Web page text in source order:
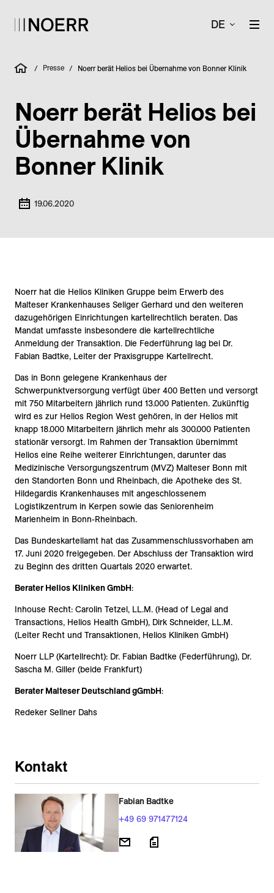
DE
/ Presse / Noerr berät Helios bei Übernahme von Bonner Klinik
Noerr berät Helios bei
Übernahme von
Bonner Klinik
19.06.2020
Noerr hat die Helios Kliniken Gruppe beim Erwerb des
Malteser Krankenhauses Seliger Gerhard und den weiteren
dazugehörigen Einrichtungen kartellrechtlich beraten. Das
Mandat umfasste insbesondere die kartellrechtliche
Anmeldung der Transaktion. Die Federführung lag bei Dr.
Fabian Badtke, Leiter der Praxisgruppe Kartellrecht.
Das in Bonn gelegene Krankenhaus der
Schwerpunktversorgung verfügt über 400 Betten und versorgt
mit 750 Mitarbeitern jährlich rund 13.000 Patienten. Zukünftig
wird es zur Helios Region West gehören, in der Helios mit
knapp 18.000 Mitarbeitern jährlich mehr als 300.000 Patienten
stationär versorgt. Im Rahmen der Transaktion übernimmt
Helios eine Reihe weiterer Einrichtungen, darunter das
Medizinische Versorgungszentrum (MVZ) Malteser Bonn mit
den Standorten Bonn und Rheinbach, die Apotheke des St.
Hildegardis Krankenhauses mit angeschlossenem
Logistikzentrum in Kerpen sowie das Seniorenheim
Marienheim in Bonn-Rheinbach.
Das Bundeskartellamt hat das Zusammenschlussvorhaben am
17. Juni 2020 freigegeben. Der Abschluss der Transaktion wird
zu Beginn des dritten Quartals 2020 erwartet.
Berater Helios Kliniken GmbH:
Inhouse Recht: Carolin Tetzel, LL.M. (Head of Legal and
Transactions, Helios Health GmbH), Dirk Schneider, LL.M.
(Leiter Recht und Transaktionen, Helios Kliniken GmbH)
Noerr LLP (Kartellrecht): Dr. Fabian Badtke (Federführung), Dr.
Sascha M. Giller (beide Frankfurt)
Berater Malteser Deutschland gGmbH:
Redeker Sellner Dahs
Kontakt
Fabian Badtke
+49 69 971477124